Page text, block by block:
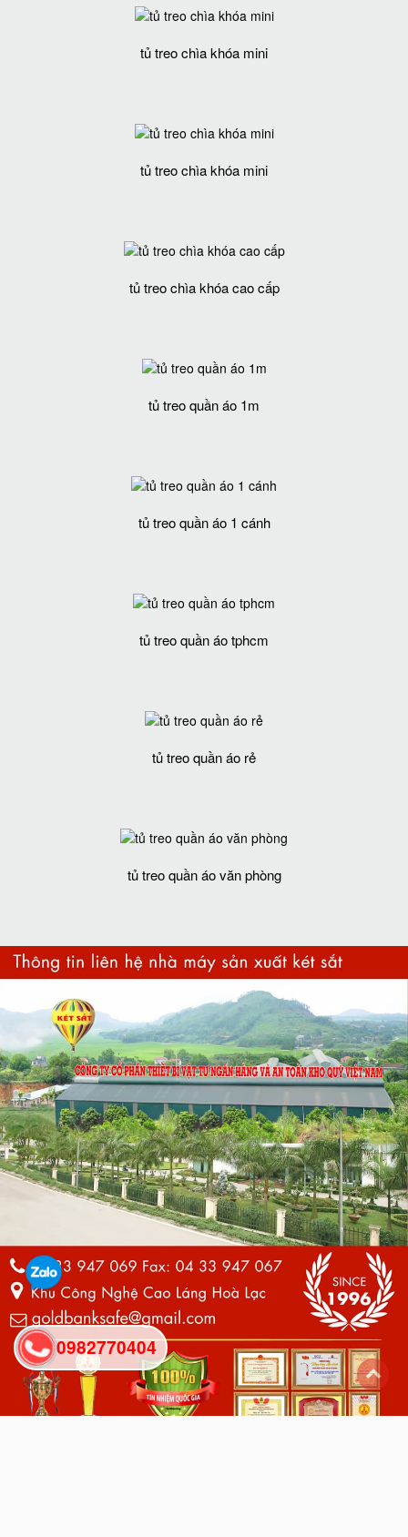
tủ treo chìa khóa mini
tủ treo chìa khóa mini
tủ treo chìa khóa cao cấp
tủ treo quần áo 1m
tủ treo quần áo 1 cánh
tủ treo quần áo tphcm
tủ treo quần áo rẻ
tủ treo quần áo văn phòng
0982770404
back